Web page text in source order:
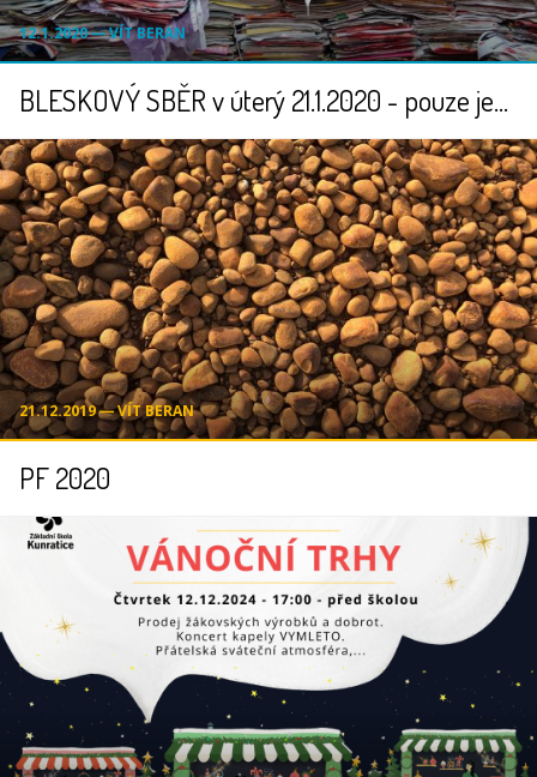
12.1.2020 ― VÍT BERAN
BLESKOVÝ SBĚR v úterý 21.1.2020 - pouze jeden den
21.12.2019 ― VÍT BERAN
PF 2020